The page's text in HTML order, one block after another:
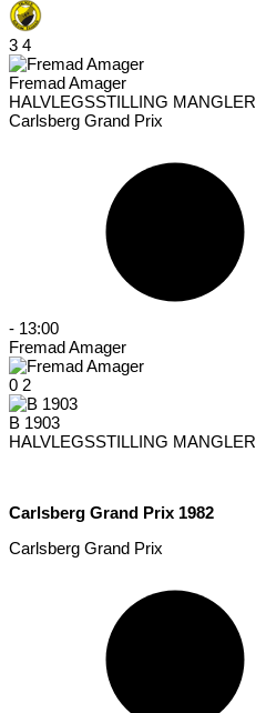
3 4
Fremad Amager
HALVLEGSSTILLING MANGLER
Carlsberg Grand Prix
- 13:00
Fremad Amager
0 2
B 1903
HALVLEGSSTILLING MANGLER
Carlsberg Grand Prix 1982
Carlsberg Grand Prix